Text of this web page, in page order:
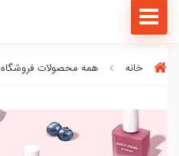
خانه همه محصولات فروشگاه